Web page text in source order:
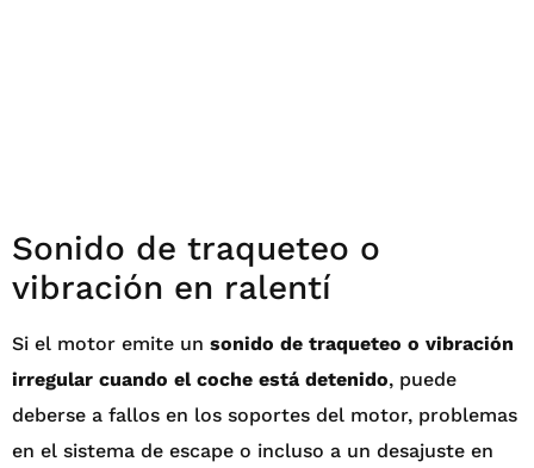
Sonido de traqueteo o
vibración en ralentí
Si el motor emite un sonido de traqueteo o vibración
irregular cuando el coche está detenido, puede
deberse a fallos en los soportes del motor, problemas
en el sistema de escape o incluso a un desajuste en